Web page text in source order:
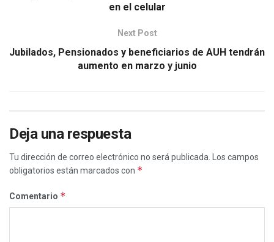
en el celular
Next Post
Jubilados, Pensionados y beneficiarios de AUH tendrán
aumento en marzo y junio
Deja una respuesta
Tu dirección de correo electrónico no será publicada.
Los campos
obligatorios están marcados con *
Comentario *